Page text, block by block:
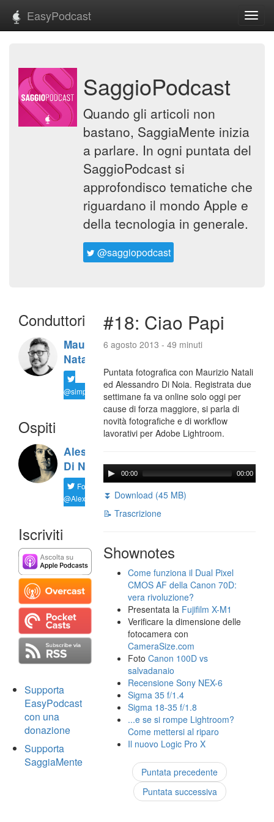
EasyPodcast
SaggioPodcast
Quando gli articoli non
bastano, SaggiaMente inizia
a parlare. In ogni puntata del
SaggioPodcast si
approfondisco tematiche che
riguardano il mondo Apple e
della tecnologia in generale.
@saggiopodcast
Conduttori
Maurizio
Natali
@simplemal
Ospiti
Alessandro
Di Noia
Follow
@AlexD75
Iscriviti
Supporta
EasyPodcast
con una
donazione
Supporta
SaggiaMente
#18: Ciao Papi
6 agosto 2013 - 49 minuti
Puntata fotografica con Maurizio Natali
ed Alessandro Di Noia. Registrata due
settimane fa va online solo oggi per
cause di forza maggiore, si parla di
novità fotografiche e di workflow
lavorativi per Adobe Lightroom.
00:00 00:00
⏬ Download (45 MB)
📝 Trascrizione
Shownotes
Come funziona il Dual Pixel
CMOS AF della Canon 70D:
vera rivoluzione?
Presentata la Fujifilm X-M1
Verificare la dimensione delle
fotocamera con
CameraSize.com
FotoCanon 100D vs
salvadanaio
Recensione Sony NEX-6
Sigma 35 f/1.4
Sigma 18-35 f/1.8
...e se si rompe Lightroom?
Come mettersi al riparo
Il nuovo Logic Pro X
Puntata precedente
Puntata successiva